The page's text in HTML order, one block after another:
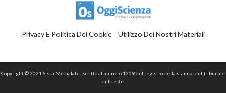
Privacy E Politica Dei Cookie Utilizzo Dei Nostri Materiali
Copyright © 2021 Sissa Medialab - Iscritto al numero 1209 del registro della stampa del Tribunale
di Trieste.